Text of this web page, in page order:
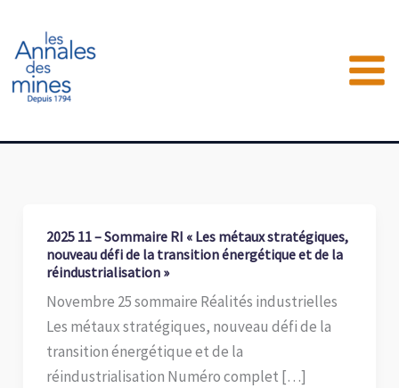
contenu
2025 11 – Sommaire RI « Les métaux stratégiques,
nouveau défi de la transition énergétique et de la
réindustrialisation »
Novembre 25 sommaire Réalités industrielles
Les métaux stratégiques, nouveau défi de la
transition énergétique et de la
réindustrialisation Numéro complet […]